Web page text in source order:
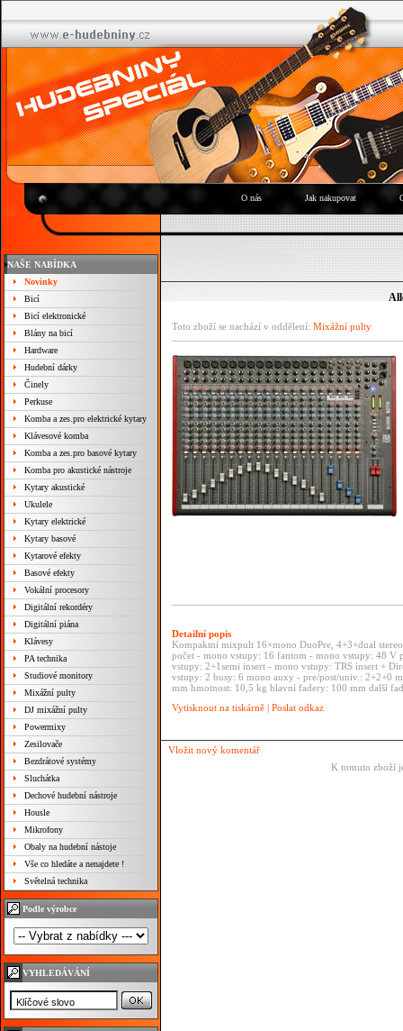
O nás Jak nakupovat
NAŠE NABÍDKA
Novinky
Bicí
Bicí elektronické
Blány na bicí
Hardware
Hudební dárky
Činely
Perkuse
Komba a zes.pro elektrické kytary
Klávesové komba
Komba a zes.pro basové kytary
Komba pro akustické nástroje
Kytary akustické
Ukulele
Kytary elektrické
Kytary basové
Kytarové efekty
Basové efekty
Vokální procesory
Digitální rekordéry
Digitální piána
Klávesy
PA technika
Studiové monitory
Mixážní pulty
DJ mixážní pulty
Powermixy
Zesilovače
Bezdrátové systémy
Sluchátka
Dechové hudební nástroje
Housle
Mikrofony
Obaly na hudební nástoje
Vše co hledáte a nenajdete !
Světelná technika
Podle výrobce
VYHLEDÁVÁNÍ
Toto zboží se nachází v oddělení: Mixážní pulty
Detailní popis
Kompaktní mixpult 16×mono DuoPre, 4+3×dual
počet - mono vstupy: 16 fantom - mono vstupy: 48 V
vstupy: 2+1semi insert - mono vstupy: TRS insert +
vstupy: 2 busy: 6 mono auxy - pre/post/univ.: 2+2+0
mm hmotnost: 10,5 kg hlavní fadery: 100 mm další
Vytisknout na tiskárně | Poslat odkaz
Vložit nový komentář
K tomuto zboží